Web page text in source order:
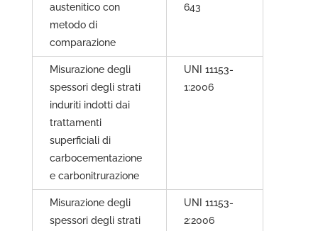
austenitico con
metodo di
comparazione
643
Misurazione degli
spessori degli strati
induriti indotti dai
trattamenti
superficiali di
carbocementazione
e carbonitrurazione
UNI 11153-
1:2006
Misurazione degli
spessori degli strati
UNI 11153-
2:2006